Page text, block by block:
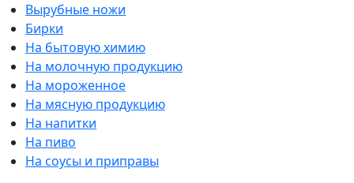
Вырубные ножи
Бирки
На бытовую химию
На молочную продукцию
На мороженное
На мясную продукцию
На напитки
На пиво
На соусы и приправы